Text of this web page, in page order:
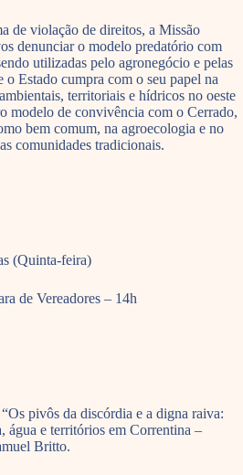
de violação de direitos, a Missão
denunciar o modelo predatório com
utilizadas pelo agronegócio e pelas
o Estado cumpra com o seu papel na
territoriais e hídricos no oeste
modelo de convivência com o Cerrado,
bem comum, na agroecologia e no
comunidades tradicionais.
(Quinta-feira)
de Vereadores – 14h
pivôs da discórdia e a digna raiva:
água e territórios em Correntina –
Britto.